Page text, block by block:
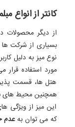
کانتر از انواع
از دیگر محصولات
بسیاری از شرکت
نوع میز به دلیل
مورد استفاده
هتل‌ ها، قسمت
همچنین محیط‌ های
این میز از ویژگی‌
که می ‌توان بهعدم